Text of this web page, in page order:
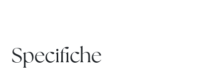
Specifiche